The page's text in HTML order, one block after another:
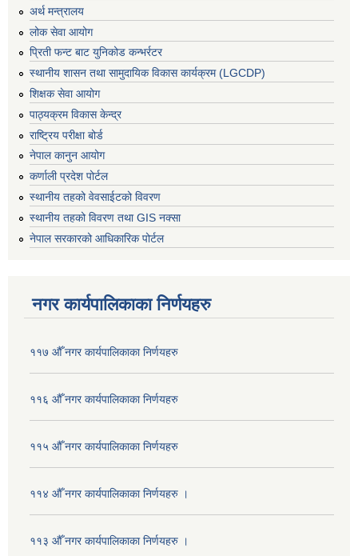
अर्थ मन्त्रालय
लोक सेवा आयोग
प्रिती फन्ट बाट युनिकोड कन्भर्रटर
स्थानीय शासन तथा सामुदायिक विकास कार्यक्रम (LGCDP)
शिक्षक सेवा आयोग
पाठ्यक्रम विकास केन्द्र
राष्ट्रिय परीक्षा बोर्ड
नेपाल कानुन आयोग
कर्णाली प्रदेश पोर्टल
स्थानीय तहको वेवसाईटको विवरण
स्थानीय तहको विवरण तथा GIS नक्सा
नेपाल सरकारको आधिकारिक पोर्टल
नगर कार्यपालिकाका निर्णयहरु
११७ औँ नगर कार्यपालिकाका निर्णयहरु
११६ औँ नगर कार्यपालिकाका निर्णयहरु
११५ औँ नगर कार्यपालिकाका निर्णयहरु
११४ औँ नगर कार्यपालिकाका निर्णयहरु ।
११३ औँ नगर कार्यपालिकाका निर्णयहरु ।